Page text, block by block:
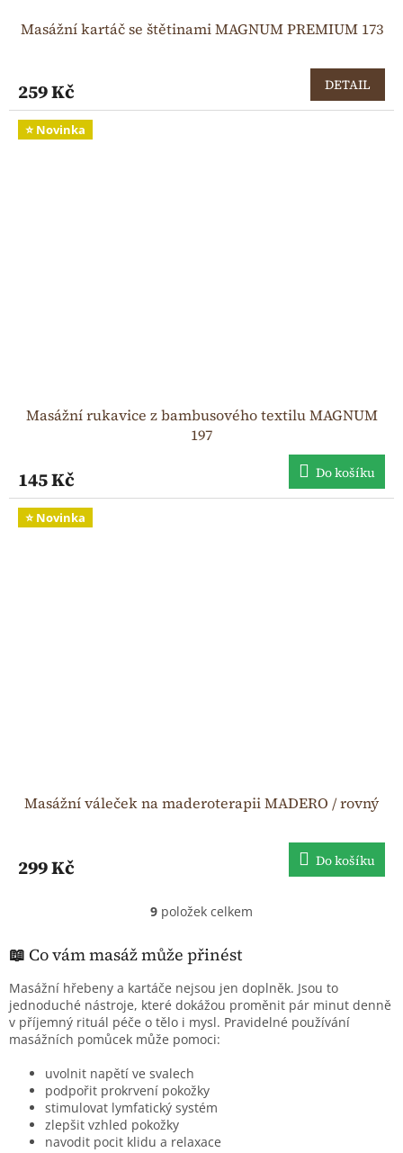
Masážní kartáč se štětinami MAGNUM PREMIUM 173
259 Kč DETAIL
⭐ Novinka
Masážní rukavice z bambusového textilu MAGNUM
197
145 Kč Do košíku
⭐ Novinka
Masážní váleček na maderoterapii MADERO / rovný
299 Kč Do košíku
O
l
d
a
c
í
v
k
v
9 položek celkem
📖 Co vám masáž může přinést
Masážní hřebeny a kartáče nejsou jen doplněk. Jsou to
jednoduché nástroje, které dokážou proměnit pár minut denně
v příjemný rituál péče o tělo i mysl. Pravidelné používání
masážních pomůcek může pomoci:
uvolnit napětí ve svalech
podpořit prokrvení pokožky
stimulovat lymfatický systém
zlepšit vzhled pokožky
navodit pocit klidu a relaxace